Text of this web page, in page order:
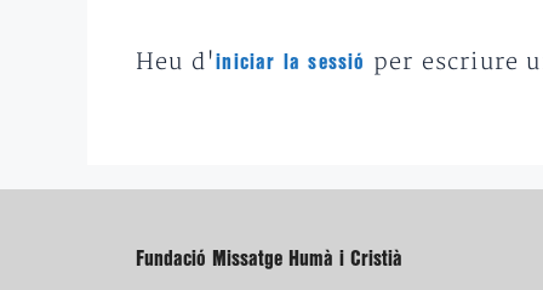
Heu d'iniciar la sessió per escriure
Fundació Missatge Humà i Cristià